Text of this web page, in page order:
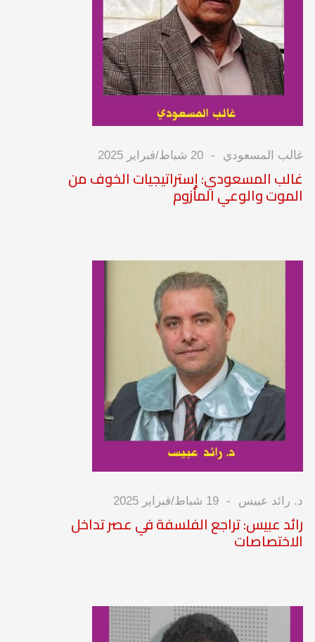
غالب المسعودي 20 شباط/فبراير 2025
غالب المسعودي: إستراتيجيات الخوف من
الموت والوعي المأزوم
د. رائد عبيس 19 شباط/فبراير 2025
رائد عبيس: تراجع الفلسفة في عصر تداخل
الاختصاصات